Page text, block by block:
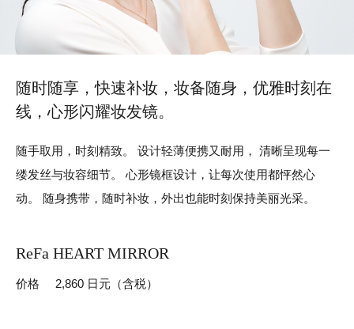
随时随享，快速补妆， 妆备随身，优雅时刻在
线，心形闪耀妆发镜。
随手取用，时刻精致。 设计轻薄便携又耐用， 清晰呈现每一
缕发丝与妆容细节。
心形镜框设计，让每次使用都怦然心
动。
随身携带，随时补妆，外出也能时刻保持美丽光采。
ReFa HEART MIRROR
价格 2,860 日元（含税）